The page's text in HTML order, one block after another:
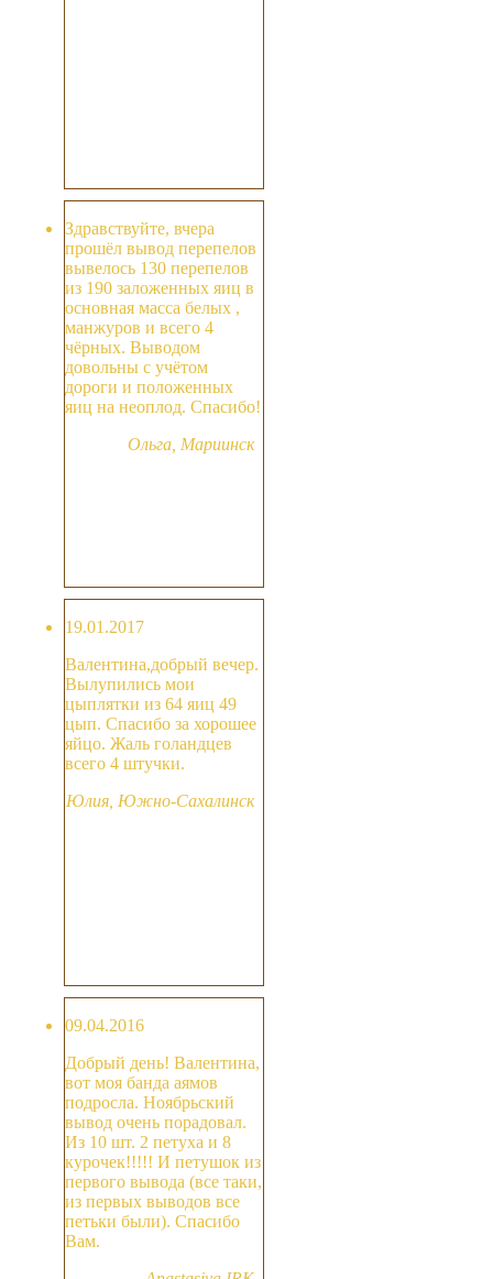
Здравствуйте, вчера
прошёл вывод перепелов
вывелось 130 перепелов
из 190 заложенных яиц в
основная масса белых ,
манжуров и всего 4
чёрных. Выводом
довольны с учётом
дороги и положенных
яиц на неоплод. Спасибо!
Ольга, Мариинск
19.01.2017
Валентина,добрый вечер.
Вылупились мои
цыплятки из 64 яиц 49
цып. Спасибо за хорошее
яйцо. Жаль голандцев
всего 4 штучки.
Юлия, Южно-Сахалинск
09.04.2016
Добрый день! Валентина,
вот моя банда аямов
подросла. Ноябрьский
вывод очень порадовал.
Из 10 шт. 2 петуха и 8
курочек!!!!! И петушок из
первого вывода (все таки,
из первых выводов все
петьки были). Спасибо
Вам.